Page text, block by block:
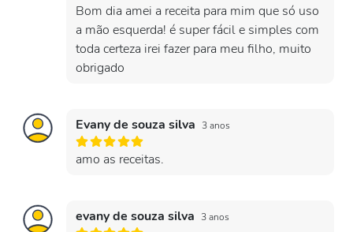
Bom dia amei a receita para mim que só uso
a mão esquerda! é super fácil e simples com
toda certeza irei fazer para meu filho, muito
obrigado
Evany de souza silva 3 anos
amo as receitas.
evany de souza silva 3 anos